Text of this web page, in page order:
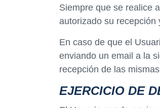
Siempre que se realice
autorizado su recepción
En caso de que el
enviando un email a la
recepción de las
EJERCICIO DE